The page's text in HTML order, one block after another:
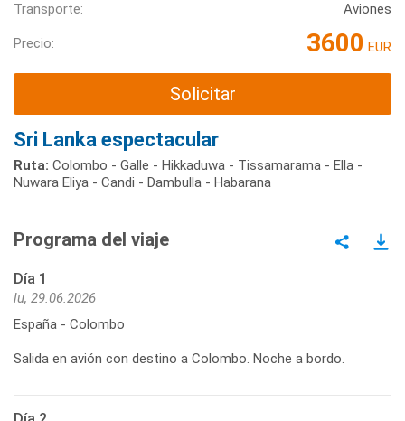
Transporte:
Aviones
Precio: 3600 EUR
Solicitar
Sri Lanka espectacular
Ruta: Colombo - Galle - Hikkaduwa - Tissamarama - Ella -
Nuwara Eliya - Candi - Dambulla - Habarana
Programa del viaje
Día 1
lu, 29.06.2026
España - Colombo
Salida en avión con destino a Colombo. Noche a bordo.